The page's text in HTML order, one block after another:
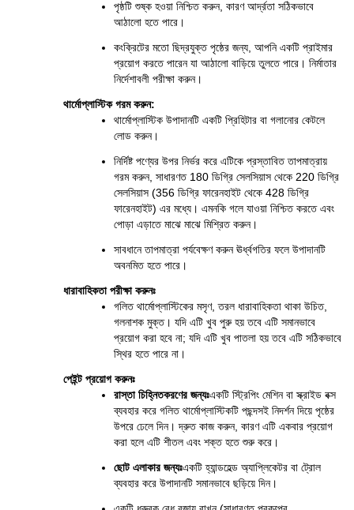
পৃষ্ঠটি শুষ্ক হওয়া নিশ্চিত করুন, কারণ আর্দ্রতা সঠিকভাবে
আঠালো হতে পারে।
কংক্রিটের মতো ছিদ্রযুক্ত পৃষ্ঠের জন্য, আপনি একটি প্রাইমার
প্রয়োগ করতে পারেন যা আঠালো বাড়িয়ে তুলতে পারে। নির্মাতার
নির্দেশাবলী পরীক্ষা করুন।
থার্মোপ্লাস্টিক গরম করুন:
থার্মোপ্লাস্টিক উপাদানটি একটি প্রিহিটার বা গলানোর কেটলে
লোড করুন।
নির্দিষ্ট পণ্যের উপর নির্ভর করে এটিকে প্রস্তাবিত তাপমাত্রায়
গরম করুন, সাধারণত 180 ডিগ্রি সেলসিয়াস থেকে 220 ডিগ্রি
সেলসিয়াস (356 ডিগ্রি ফারেনহাইট থেকে 428 ডিগ্রি
ফারেনহাইট) এর মধ্যে। এমনকি গলে যাওয়া নিশ্চিত করতে এবং
পোড়া এড়াতে মাঝে মাঝে মিশ্রিত করুন।
সাবধানে তাপমাত্রা পর্যবেক্ষণ করুন ঊর্ধ্বগতির ফলে উপাদানটি
অবনমিত হতে পারে।
ধারাবাহিকতা পরীক্ষা করুনঃ
গলিত থার্মোপ্লাস্টিকের মসৃণ, তরল ধারাবাহিকতা থাকা উচিত,
গলনাশক মুক্ত। যদি এটি খুব পুরু হয় তবে এটি সমানভাবে
প্রয়োগ করা হবে না; যদি এটি খুব পাতলা হয় তবে এটি সঠিকভাবে
স্থির হতে পারে না।
পেইন্ট প্রয়োগ করুনঃ
রাস্তা চিহ্নিতকরণের জন্যঃএকটি স্ট্রিপিং মেশিন বা স্ক্রাইড বক্স
ব্যবহার করে গলিত থার্মোপ্লাস্টিকটি পছন্দসই নিদর্শন দিয়ে পৃষ্ঠের
উপরে ঢেলে দিন। দ্রুত কাজ করুন, কারণ এটি একবার প্রয়োগ
করা হলে এটি শীতল এবং শক্ত হতে শুরু করে।
ছোট এলাকার জন্যঃএকটি হ্যান্ডহেল্ড অ্যাপ্লিকেটর বা ট্রোল
ব্যবহার করে উপাদানটি সমানভাবে ছড়িয়ে দিন।